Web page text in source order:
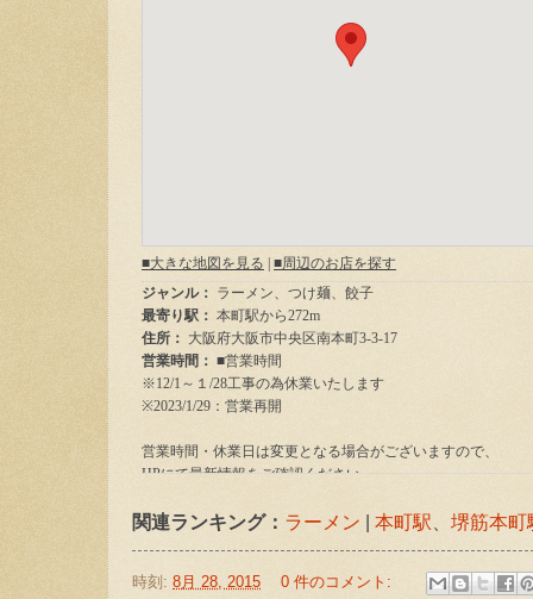
関連ランキング： ラーメン 本町駅 堺筋本町
時刻: 8月 28, 2015 0 件のコメント: